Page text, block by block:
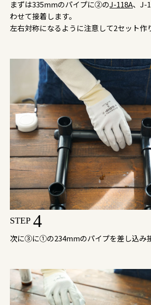
まずは335mmのパイプに②のJ-118A、J-
わせて接着します。
左右対称になるように注意して2セット作
STEP 4
次に③に①の234mmのパイプを差し込み